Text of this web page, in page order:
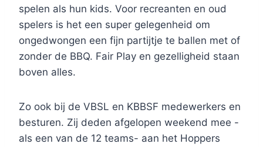
spelen als hun kids. Voor recreanten en oud
spelers is het een super gelegenheid om
ongedwongen een fijn partijtje te ballen met of
zonder de BBQ. Fair Play en gezelligheid staan
boven alles.
Zo ook bij de VBSL en KBBSF medewerkers en
besturen. Zij deden afgelopen weekend mee -
als een van de 12 teams- aan het Hoppers